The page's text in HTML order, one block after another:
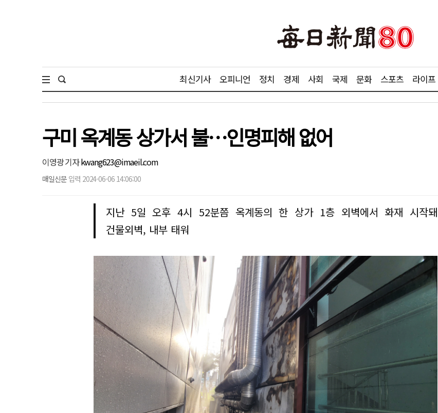
최신기사 오피니언 정치 경제 사회 국제 문화 스포츠 라이프
구미 옥계동 상가서 불…인명피해 없어
이영광 기자kwang623@imaeil.com
매일신문 입력 2024-06-06 14:06:00
지난 5일 오후 4시 52분쯤 옥계동의 한 상가 1층 외벽에서 화재 시작돼
건물외벽, 내부 태워